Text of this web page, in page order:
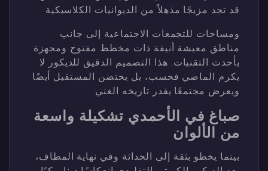
قد تجد مزيجًا مذهلاً من الديوانيات الكلاسيكية
ومساحات للتجمعات الاجتماعية إلى جانب
مناطق معيشة أنيقة ذات مخطط مفتوح ومجهزة
بأحدث التقنيات. هذا التصميم الدقيق للديكور لا
يكرم الماضي فحسب، بل يحتضن المستقبل أيضًا
ويعرض مجتمعًا يقدر تاريخه الغني
صباغ في الأحمدي تشكيلة واسعة
من الألوان
بينما يخطو بثقة إلى الحداثة وفي نهاية المطاف،